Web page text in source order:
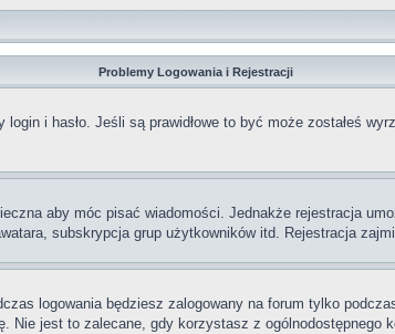
Problemy Logowania i Rejestracji
i hasło. Jeśli są prawidłowe to być może zostałeś
aby móc pisać wiadomości. Jednakże rejestracja
subskrypcja grup użytkowników itd. Rejestracja
logowania będziesz zalogowany na forum tylko
jest to zalecane, gdy korzystasz z ogólnodostępnego